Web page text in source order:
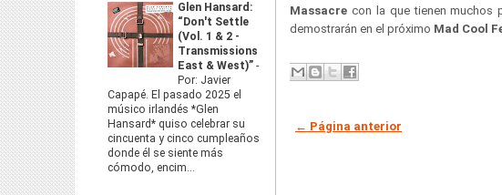
Glen Hansard:
“Don't Settle
(Vol. 1 & 2 -
Transmissions
East & West)” -
Por: Javier
Capapé. El pasado 2025 el
músico irlandés *Glen
Hansard* quiso celebrar su
cincuenta y cinco cumpleaños
donde él se siente más
cómodo, encim...
Massacre con la que tienen muchos
demostrarán en el próximo Mad Cool
← Página anterior